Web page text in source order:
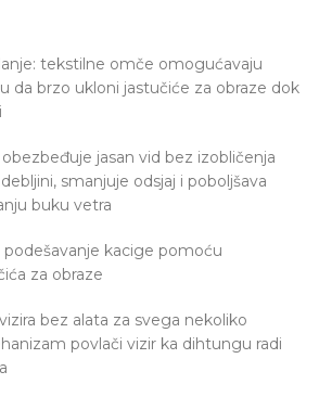
tekstilne omče omogućavaju
da brzo ukloni jastučiće za obraze dok
jasan vid bez izobličenja
smanjuje odsjaj i poboljšava
buku vetra
kacige pomoću
za obraze
bez alata za svega nekoliko
povlači vizir ka dihtungu radi